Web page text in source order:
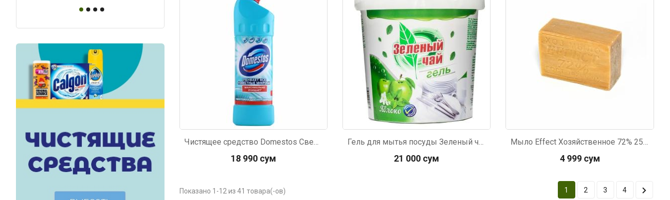
Чистящее средство Domestos Свежесть Атлантики универсальное 500г
18 990 сум
Гель для мытья посуды Зеленый чай 1кг
21 000 сум
Мыло Effect Хозяйственное 72% 250г
4 999 сум
Показано 1-12 из 41 товара(-ов) 1 2 3 4 